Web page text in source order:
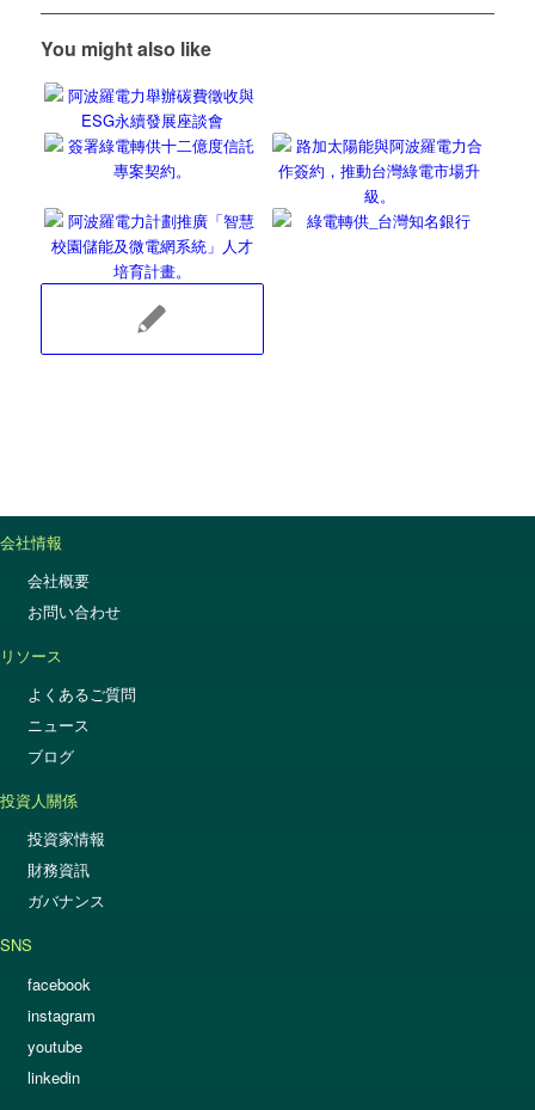
You might also like
会社情報
会社概要
お問い合わせ
リソース
よくあるご質問
ニュース
ブログ
投資人關係
投資家情報
財務資訊
ガバナンス
SNS
facebook
instagram
youtube
linkedin